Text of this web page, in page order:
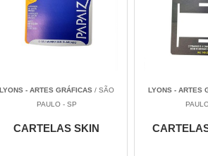
LYONS - ARTES GRÁFICAS/ SÃO
PAULO - SP
CARTELAS SKIN
LYONS - ARTES